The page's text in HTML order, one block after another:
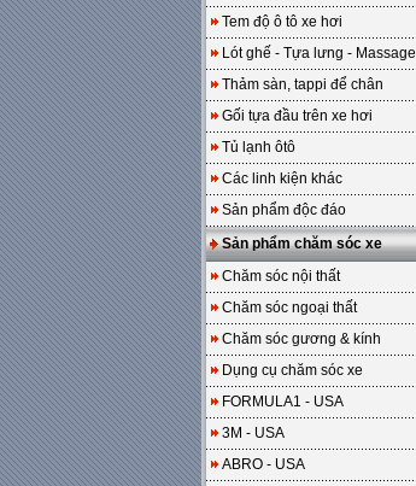
Tem độ ô tô xe hơi
Lót ghế - Tựa lưng - Massage
Thảm sàn, tappi để chân
Gối tựa đầu trên xe hơi
Tủ lạnh ôtô
Các linh kiện khác
Sản phẩm độc đáo
Sản phẩm chăm sóc xe
Chăm sóc nội thất
Chăm sóc ngoại thất
Chăm sóc gương & kính
Dụng cụ chăm sóc xe
FORMULA1 - USA
3M - USA
ABRO - USA